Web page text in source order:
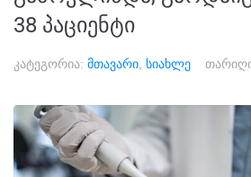
38 პაციენტი
კატეგორია: მთავარი სიახლე